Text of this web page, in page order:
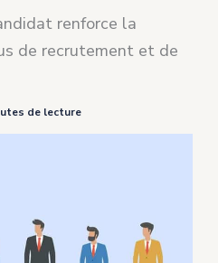
renforce la
de recrutement et de
de lecture